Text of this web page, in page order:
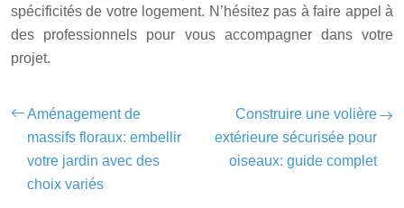
spécificités de votre logement. N’hésitez pas à faire appel à
des professionnels pour vous accompagner dans votre
projet.
Aménagement de
massifs floraux: embellir
votre jardin avec des
choix variés
Construire une volière
extérieure sécurisée pour
oiseaux: guide complet